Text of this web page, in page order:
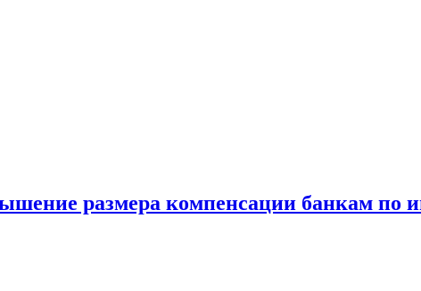
размера компенсации банкам по